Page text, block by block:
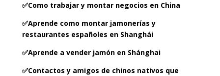
✅Como trabajar y montar negocios en China
✅Aprende como montar jamonerías y
restaurantes españoles en Shanghái
✅Aprende a vender jamón en Shánghai
✅Contactos y amigos de chinos nativos que